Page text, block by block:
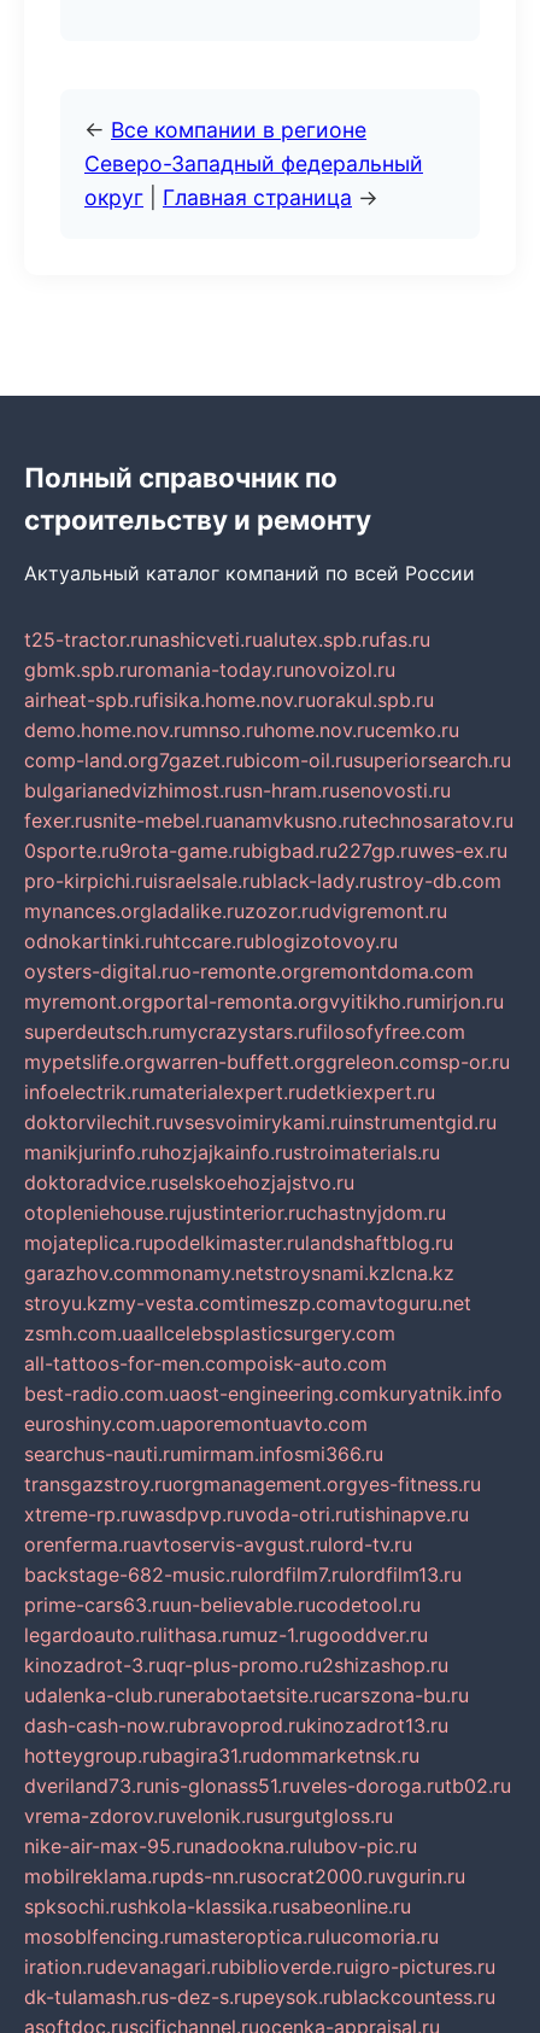
← Все компании в регионе
Северо-Западный федеральный
округ
Главная страница →
Полный справочник по
строительству и ремонту
Актуальный каталог компаний по всей России
t25-tractor.runashicveti.rualutex.spb.rufas.ru
gbmk.spb.ruromania-today.runovoizol.ru
airheat-spb.rufisika.home.nov.ruorakul.spb.ru
demo.home.nov.rumnso.ruhome.nov.rucemko.ru
comp-land.org7gazet.rubicom-oil.rusuperiorsearch.ru
bulgarianedvizhimost.rusn-hram.rusenovosti.ru
fexer.rusnite-mebel.ruanamvkusno.rutechnosaratov.ru
0sporte.ru9rota-game.rubigbad.ru227gp.ruwes-ex.ru
pro-kirpichi.ruisraelsale.rublack-lady.rustroy-db.com
mynances.orgladalike.ruzozor.rudvigremont.ru
odnokartinki.ruhtccare.rublogizotovoy.ru
oysters-digital.ruo-remonte.orgremontdoma.com
myremont.orgportal-remonta.orgvyitikho.rumirjon.ru
superdeutsch.rumycrazystars.rufilosofyfree.com
mypetslife.orgwarren-buffett.orggreleon.comsp-or.ru
infoelectrik.rumaterialexpert.rudetkiexpert.ru
doktorvilechit.ruvsesvoimirykami.ruinstrumentgid.ru
manikjurinfo.ruhozjajkainfo.rustroimaterials.ru
doktoradvice.ruselskoehozjajstvo.ru
otopleniehouse.rujustinterior.ruchastnyjdom.ru
mojateplica.rupodelkimaster.rulandshaftblog.ru
garazhov.commonamy.netstroysnami.kzlcna.kz
stroyu.kzmy-vesta.comtimeszp.comavtoguru.net
zsmh.com.uaallcelebsplasticsurgery.com
all-tattoos-for-men.compoisk-auto.com
best-radio.com.uaost-engineering.comkuryatnik.info
euroshiny.com.uaporemontuavto.com
searchus-nauti.rumirmam.infosmi366.ru
transgazstroy.ruorgmanagement.orgyes-fitness.ru
xtreme-rp.ruwasdpvp.ruvoda-otri.rutishinapve.ru
orenferma.ruavtoservis-avgust.rulord-tv.ru
backstage-682-music.rulordfilm7.rulordfilm13.ru
prime-cars63.ruun-believable.rucodetool.ru
legardoauto.rulithasa.rumuz-1.rugooddver.ru
kinozadrot-3.ruqr-plus-promo.ru2shizashop.ru
udalenka-club.runerabotaetsite.rucarszona-bu.ru
dash-cash-now.rubravoprod.rukinozadrot13.ru
hotteygroup.rubagira31.rudommarketnsk.ru
dveriland73.runis-glonass51.ruveles-doroga.rutb02.ru
vrema-zdorov.ruvelonik.rusurgutgloss.ru
nike-air-max-95.runadookna.rulubov-pic.ru
mobilreklama.rupds-nn.rusocrat2000.ruvgurin.ru
spksochi.rushkola-klassika.rusabeonline.ru
mosoblfencing.rumasteroptica.rulucomoria.ru
iration.rudevanagari.rubiblioverde.ruigro-pictures.ru
dk-tulamash.rus-dez-s.rupeysok.rublackcountess.ru
asoftdoc.ruscifichannel.ruocenka-appraisal.ru